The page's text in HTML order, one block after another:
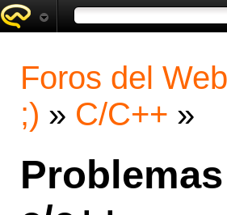
Foros del Web
;) » C/C++ »